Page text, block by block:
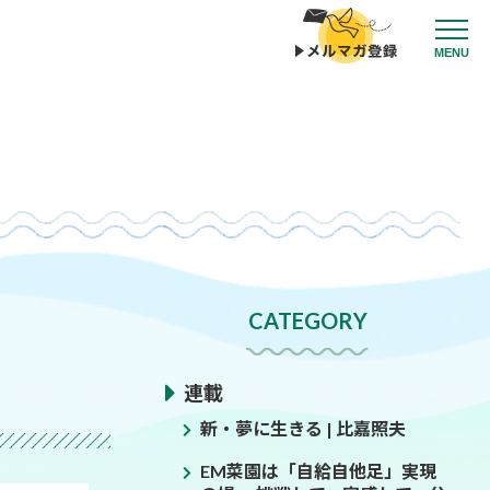
MENU
CATEGORY
連載
新・夢に生きる | 比嘉照夫
EM菜園は「自給自他足」実現